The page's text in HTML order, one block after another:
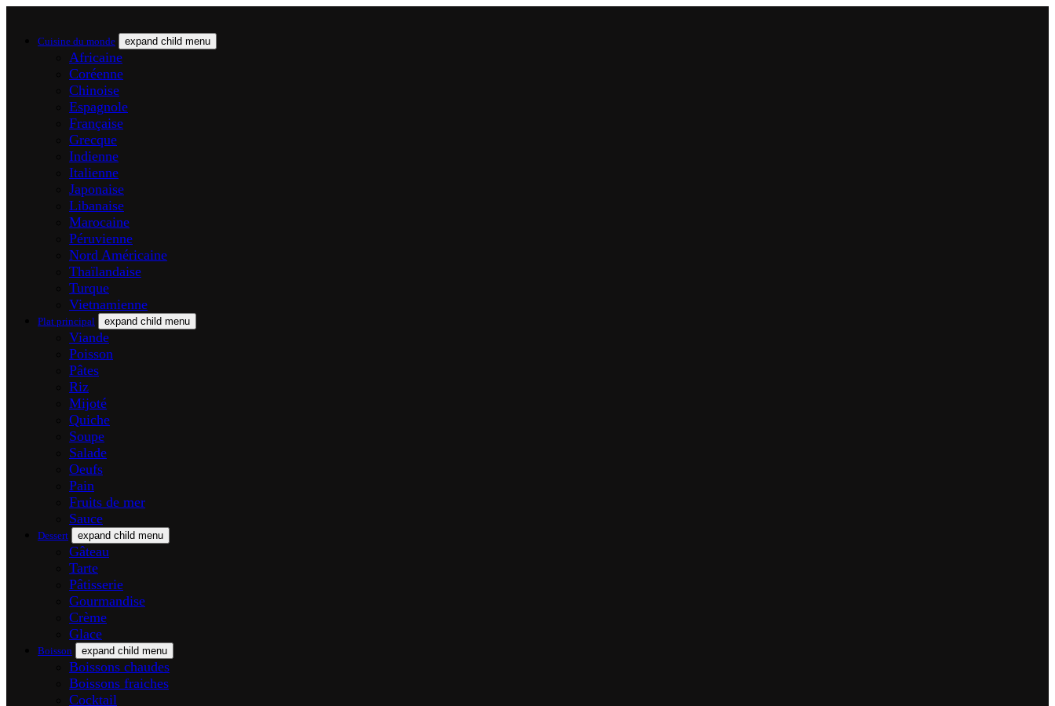
Cuisine du monde expand child menu
Africaine
Coréenne
Chinoise
Espagnole
Française
Grecque
Indienne
Italienne
Japonaise
Libanaise
Marocaine
Péruvienne
Nord Américaine
Thaïlandaise
Turque
Vietnamienne
Plat principal expand child menu
Viande
Poisson
Pâtes
Riz
Mijoté
Quiche
Soupe
Salade
Oeufs
Pain
Fruits de mer
Sauce
Dessert expand child menu
Gâteau
Tarte
Pâtisserie
Gourmandise
Crème
Glace
Boisson expand child menu
Boissons chaudes
Boissons fraiches
Cocktail